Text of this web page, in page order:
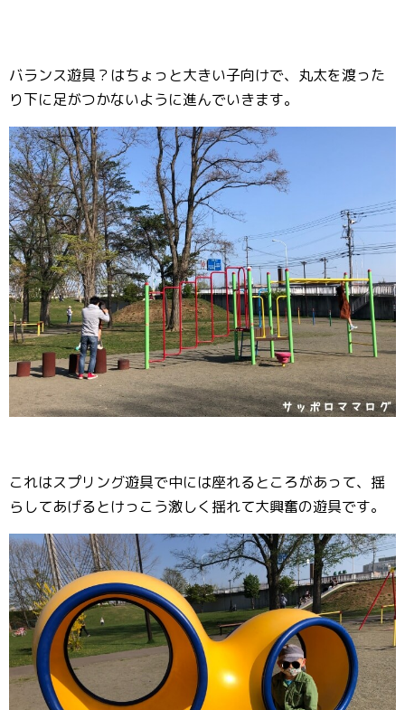
バランス遊具？はちょっと大きい子向けで、丸太を渡った
り下に足がつかないように進んでいきます。
これはスプリング遊具で中には座れるところがあって、揺
らしてあげるとけっこう激しく揺れて大興奮の遊具です。